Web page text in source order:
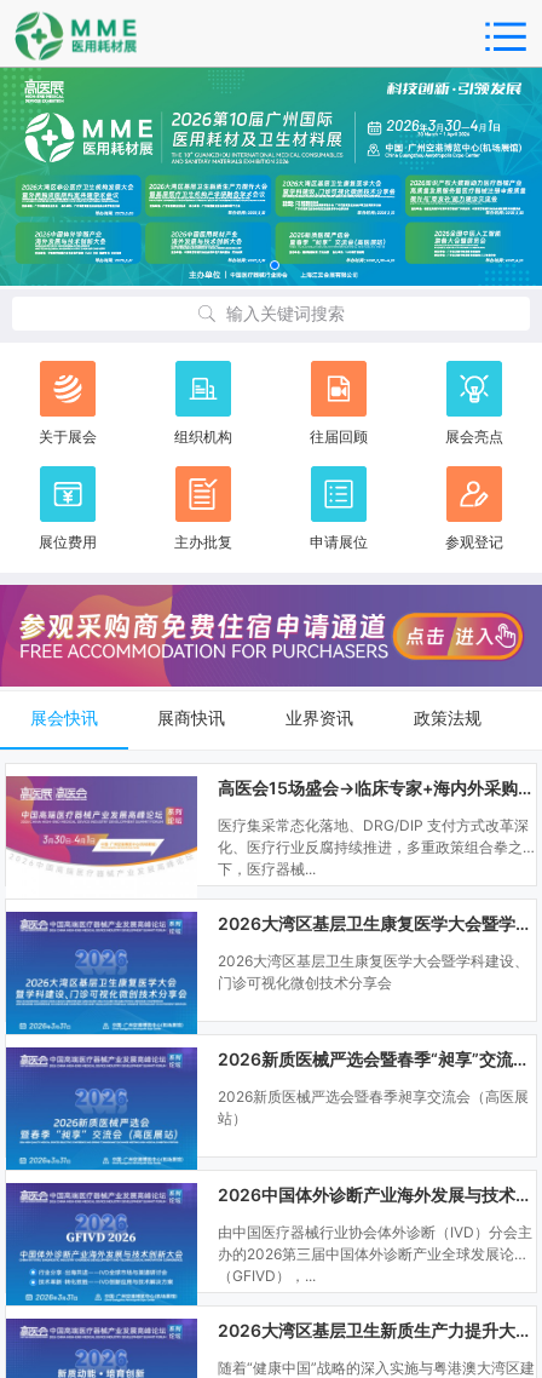
输入关键词搜索
关于展会 组织机构 往届回顾 展会亮点
展位费用 主办批复 申请展位 参观登记
展会快讯 展商快讯 业界资讯 政策法规
高医会15场盛会→临床专家+海内外采购商双向对接
医疗集采常态化落地、DRG/DIP 支付方式改革深
化、医疗行业反腐持续推进，多重政策组合拳之
下，医疗器械...
2026大湾区基层卫生康复医学大会暨学科建设、门诊可视化微创技术分享会
2026大湾区基层卫生康复医学大会暨学科建设、
门诊可视化微创技术分享会
2026新质医械严选会暨春季“昶享”交流会（高医展站）
2026新质医械严选会暨春季昶享交流会（高医展
站）
2026中国体外诊断产业海外发展与技术创新大会
由中国医疗器械行业协会体外诊断（IVD）分会主
办的2026第三届中国体外诊断产业全球发展论坛
（GFIVD），...
2026大湾区基层卫生新质生产力提升大会暨基层医疗卫生机构产学研融合学术会议
随着“健康中国”战略的深入实施与粤港澳大湾区建